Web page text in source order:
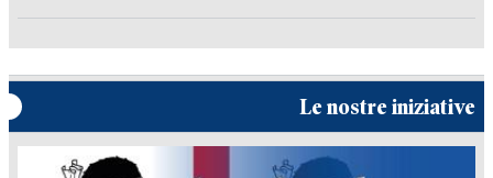
Le nostre iniziative